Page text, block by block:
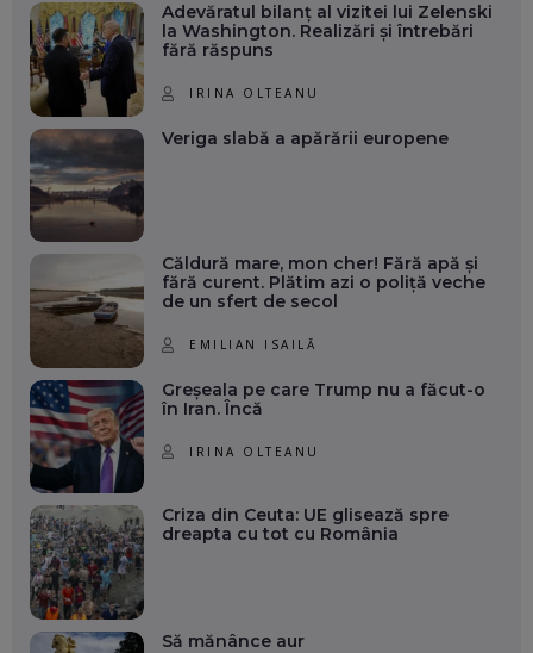
Adevăratul bilanț al vizitei lui Zelenski
la Washington. Realizări și întrebări
fără răspuns
IRINA OLTEANU
Veriga slabă a apărării europene
Căldură mare, mon cher! Fără apă și
fără curent. Plătim azi o poliță veche
de un sfert de secol
EMILIAN ISAILĂ
Greșeala pe care Trump nu a făcut-o
în Iran. Încă
IRINA OLTEANU
Criza din Ceuta: UE glisează spre
dreapta cu tot cu România
Să mănânce aur